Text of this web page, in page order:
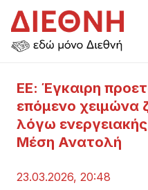
ΕΕ: Έγκαιρη
επόμενο χειμώνα
λόγω
Μέση Ανατολή
23.03.2026, 20:48